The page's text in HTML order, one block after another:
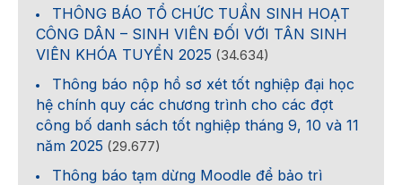
THÔNG BÁO TỔ CHỨC TUẦN SINH HOẠT
CÔNG DÂN – SINH VIÊN ĐỐI VỚI TÂN SINH
VIÊN KHÓA TUYỂN 2025 (34.634)
Thông báo nộp hồ sơ xét tốt nghiệp đại học
hệ chính quy các chương trình cho các đợt
công bố danh sách tốt nghiệp tháng 9, 10 và 11
năm 2025 (29.677)
Thông báo tạm dừng Moodle để bảo trì